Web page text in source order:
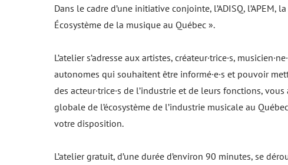
Dans le cadre d’une initiative conjointe, l’ADISQ, l’APEM,
Écosystème de la musique au Québec ».
L’atelier s’adresse aux artistes, créateur·trice·s,
autonomes qui souhaitent être informé·e·s et pouvoir
des acteur·trice·s de l’industrie et de leurs fonctions,
globale de l’écosystème de l’industrie musicale au
votre disposition.
L’atelier gratuit, d’une durée d’environ 90 minutes, se